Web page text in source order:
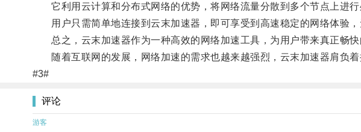
它利用云计算和分布式网络的优势，将网络流量分散到多个节点上进行
用户只需简单地连接到云末加速器，即可享受到高速稳定的网络体验，
总之，云末加速器作为一种高效的网络加速工具，为用户带来真正畅快
随着互联网的发展，网络加速的需求也越来越强烈，云末加速器肩负着
#3#
评论
游客